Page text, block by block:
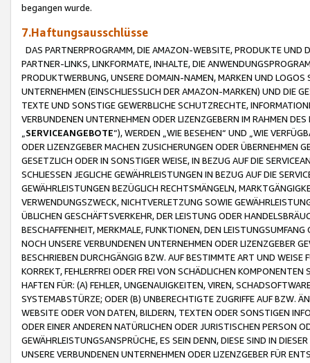
begangen wurde.
7.Haftungsausschlüsse
DAS PARTNERPROGRAMM, DIE AMAZON-WEBSITE, PRODUKTE UND
PARTNER-LINKS, LINKFORMATE, INHALTE, DIE
PRODUKTWERBUNG, UNSERE DOMAIN-NAMEN, MARKEN UND
UNTERNEHMEN (EINSCHLIESSLICH DER AMAZON-MARKEN) UND DIE
TEXTE UND SONSTIGE GEWERBLICHE SCHUTZRECHTE,
VERBUNDENEN UNTERNEHMEN ODER LIZENZGEBERN IM RAHMEN
SERVICEANGEBOTE“), WERDEN „WIE BESEHEN“ UND „WIE
ODER LIZENZGEBER MACHEN ZUSICHERUNGEN ODER ÜBERNEHMEN
GESETZLICH ODER IN SONSTIGER WEISE, IN BEZUG AUF DIE
SCHLIESSEN JEGLICHE GEWÄHRLEISTUNGEN IN BEZUG AUF DIE
GEWÄHRLEISTUNGEN BEZÜGLICH RECHTSMÄNGELN,
VERWENDUNGSZWECK, NICHTVERLETZUNG SOWIE
ÜBLICHEN GESCHÄFTSVERKEHR, DER LEISTUNG ODER
BESCHAFFENHEIT, MERKMALE, FUNKTIONEN, DEN
NOCH UNSERE VERBUNDENEN UNTERNEHMEN ODER LIZENZGEBER
BESCHRIEBEN DURCHGÄNGIG BZW. AUF BESTIMMTE ART UND
KORREKT, FEHLERFREI ODER FREI VON SCHÄDLICHEN
HAFTEN FÜR: (A) FEHLER, UNGENAUIGKEITEN, VIREN,
SYSTEMABSTÜRZE; ODER (B) UNBERECHTIGTE ZUGRIFFE AUF BZW.
WEBSITE ODER VON DATEN, BILDERN, TEXTEN ODER SONSTIGEN
ODER EINER ANDEREN NATÜRLICHEN ODER JURISTISCHEN PERSON
GEWÄHRLEISTUNGSANSPRÜCHE, ES SEIN DENN, DIESE SIND IN
UNSERE VERBUNDENEN UNTERNEHMEN ODER LIZENZGEBER FÜR